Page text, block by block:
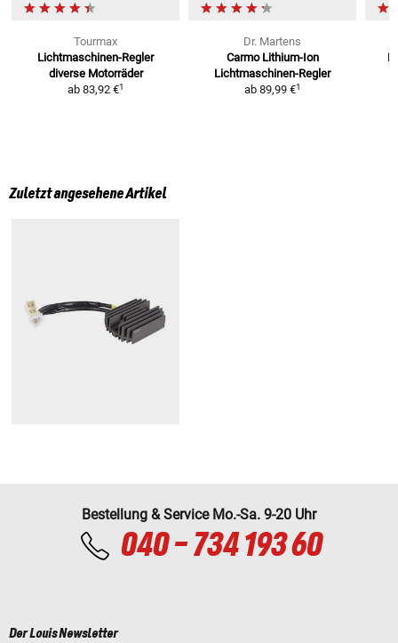
Tourmax
Lichtmaschinen-Regler
diverse Motorräder
ab 83,92 €1
Dr. Martens
Carmo Lithium-Ion
Lichtmaschinen-Regler
ab 89,99 €1
Zuletzt angesehene Artikel
Bestellung & Service Mo.-Sa. 9-20 Uhr
040 - 734 193 60
Der Louis Newsletter